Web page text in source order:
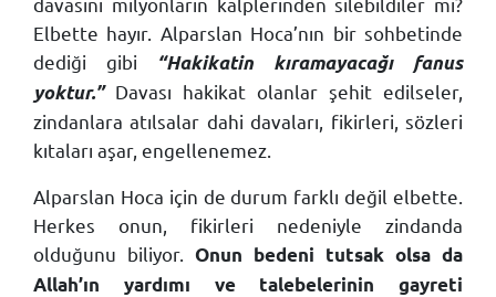
Elbette hayır. Alparslan Hoca’nın bir sohbetinde
dediği gibi “Hakikatin kıramayacağı fanus
yoktur.” Davası hakikat olanlar şehit edilseler,
zindanlara atılsalar dahi davaları, fikirleri, sözleri
kıtaları aşar, engellenemez.
Alparslan Hoca için de durum farklı değil elbette.
Herkes onun, fikirleri nedeniyle zindanda
olduğunu biliyor. Onun bedeni tutsak olsa da
Allah’ın yardımı ve talebelerinin gayreti